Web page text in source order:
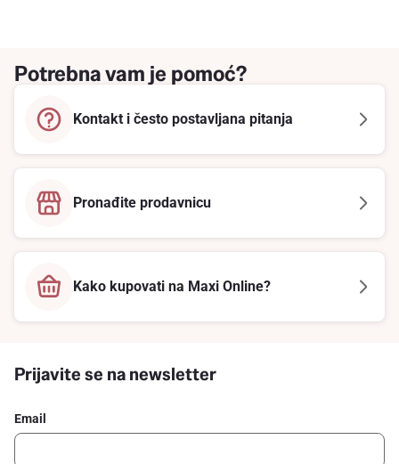
Potrebna vam je pomoć?
Kontakt i često postavljana pitanja
Pronađite prodavnicu
Kako kupovati na Maxi Online?
Prijavite se na newsletter
Email